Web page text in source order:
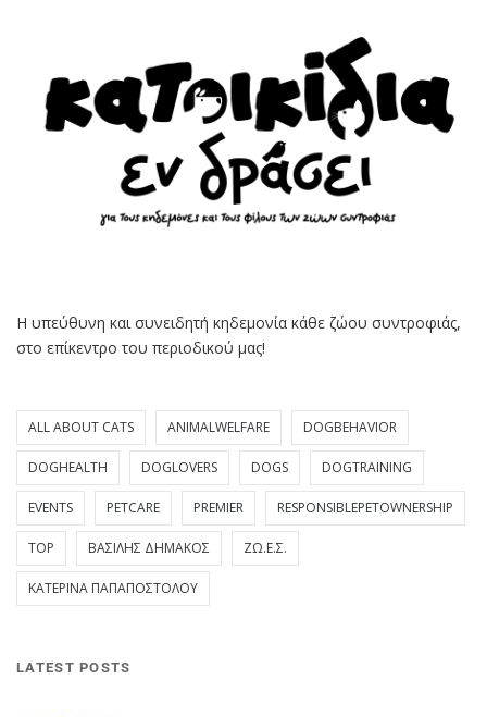
Η υπεύθυνη και συνειδητή κηδεμονία κάθε ζώου συντροφιάς,
στο επίκεντρο του περιοδικού μας!
ALL ABOUT CATS ANIMALWELFARE DOGBEHAVIOR
DOGHEALTH DOGLOVERS DOGS DOGTRAINING
EVENTS PETCARE PREMIER RESPONSIBLEPETOWNERSHIP
TOP ΒΑΣΊΛΗΣ ΔΗΜΆΚΟΣ ΖΩ.Ε.Σ.
ΚΑΤΕΡΊΝΑ ΠΑΠΑΠΟΣΤΌΛΟΥ
LATEST POSTS